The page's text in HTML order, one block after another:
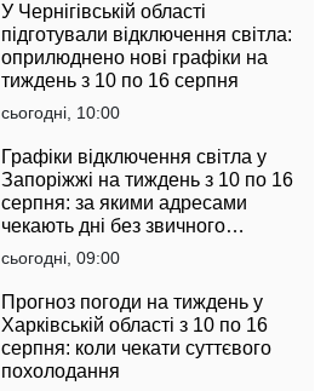
У Чернігівській області
підготували відключення світла:
оприлюднено нові графіки на
тиждень з 10 по 16 серпня
сьогодні, 10:00
Графіки відключення світла у
Запоріжжі на тиждень з 10 по 16
серпня: за якими адресами
чекають дні без звичного
комфорту
сьогодні, 09:00
Прогноз погоди на тиждень у
Харківській області з 10 по 16
серпня: коли чекати суттєвого
похолодання